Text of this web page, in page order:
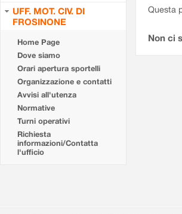
UFF. MOT. CIV. DI
FROSINONE
Home Page
Dove siamo
Orari apertura sportelli
Organizzazione e contatti
Avvisi all'utenza
Normative
Turni operativi
Richiesta
informazioni/Contatta
l'ufficio
Questa
Non ci